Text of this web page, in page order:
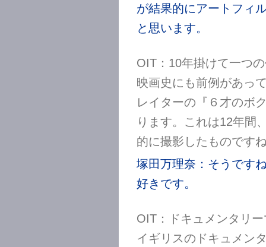
が結果的にアートフィ
と思います。
OIT：10年掛けて一つ
映画史にも前例があっ
レイターの『６才のボ
ります。これは12年間
的に撮影したものです
塚田万理奈：そうです
好きです。
OIT：ドキュメンタリ
イギリスのドキュメン